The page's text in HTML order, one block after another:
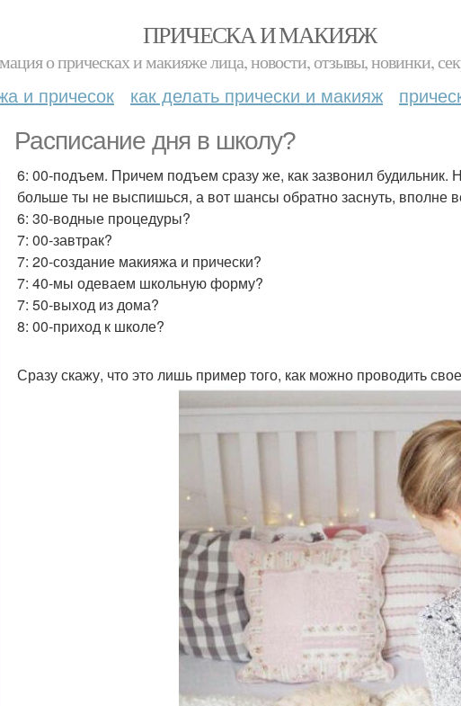
ПРИЧЕСКА И МАКИЯЖ
о прическах и макияже лица, новости, отзывы, новинки,
и причесок как делать прически и макияж
Расписание дня в школу?
6: 00-подъем. Причем подъем сразу же, как зазвонил будильник.
больше ты не выспишься, а вот шансы обратно заснуть, вполне
6: 30-водные процедуры?
7: 00-завтрак?
7: 20-создание макияжа и прически?
7: 40-мы одеваем школьную форму?
7: 50-выход из дома?
8: 00-приход к школе?
Сразу скажу, что это лишь пример того, как можно проводить